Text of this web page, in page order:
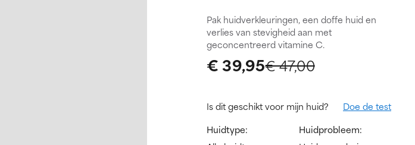
Pak huidverkleuringen, een doffe huid en
verlies van stevigheid aan met
geconcentreerd vitamine C.
€ 47,00
€ 39,95
Is dit geschikt voor mijn huid?
Doe de test
Huidtype:
Huidprobleem: